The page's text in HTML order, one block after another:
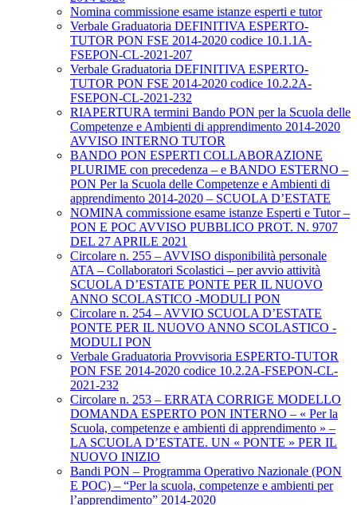
Nomina commissione esame istanze esperti e tutor
Verbale Graduatoria DEFINITIVA ESPERTO-
TUTOR PON FSE 2014-2020 codice 10.1.1A-
FSEPON-CL-2021-207
Verbale Graduatoria DEFINITIVA ESPERTO-
TUTOR PON FSE 2014-2020 codice 10.2.2A-
FSEPON-CL-2021-232
RIAPERTURA termini Bando PON per la Scuola delle
Competenze e Ambienti di apprendimento 2014-2020
AVVISO INTERNO TUTOR
BANDO PON ESPERTI COLLABORAZIONE
PLURIME con precedenza – e BANDO ESTERNO –
PON Per la Scuola delle Competenze e Ambienti di
apprendimento 2014-2020 – SCUOLA D’ESTATE
NOMINA commissione esame istanze Esperti e Tutor –
PON E POC AVVISO PUBBLICO PROT. N. 9707
DEL 27 APRILE 2021
Circolare n. 255 – AVVISO disponibilità personale
ATA – Collaboratori Scolastici – per avvio attività
SCUOLA D’ESTATE PONTE PER IL NUOVO
ANNO SCOLASTICO -MODULI PON
Circolare n. 254 – AVVIO SCUOLA D’ESTATE
PONTE PER IL NUOVO ANNO SCOLASTICO -
MODULI PON
Verbale Graduatoria Provvisoria ESPERTO-TUTOR
PON FSE 2014-2020 codice 10.2.2A-FSEPON-CL-
2021-232
Circolare n. 253 – ERRATA CORRIGE MODELLO
DOMANDA ESPERTO PON INTERNO – « Per la
Scuola, competenze e ambienti di apprendimento » –
LA SCUOLA D’ESTATE. UN « PONTE » PER IL
NUOVO INIZIO
Bandi PON – Programma Operativo Nazionale (PON
E POC) – “Per la scuola, competenze e ambienti per
l’apprendimento” 2014-2020